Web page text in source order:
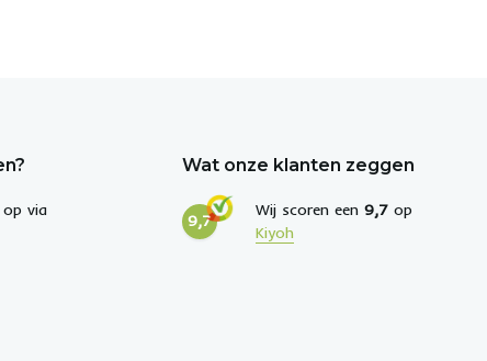
via
Wat onze klanten zeggen
9,7
Wij scoren een 9,7 op
Kiyoh